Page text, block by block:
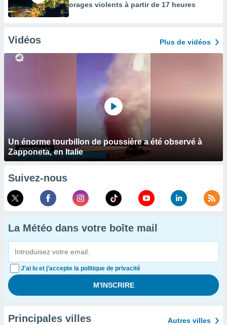
orages violents à partir de 17 heures
Vidéos Plus de vidéos
Un énorme tourbillon de poussière a été observé à
Zapponeta, en Italie
Suivez-nous
La Météo dans votre boîte mail
J'ai lu et j'accepte la politique de privacité
Principales villes Autres villes